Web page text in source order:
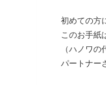
初めての方
このお手紙
（ハノワの
パートナー